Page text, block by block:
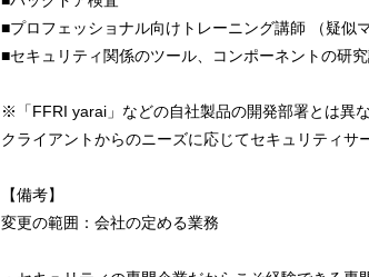
■プロフェッショナル向けトレーニング講師 （疑似
■セキュリティ関係のツール、コンポーネントの研
※「FFRI yarai」などの自社製品の開発部署とは異な
クライアントからのニーズに応じてセキュリティ
【備考】
変更の範囲：会社の定める業務